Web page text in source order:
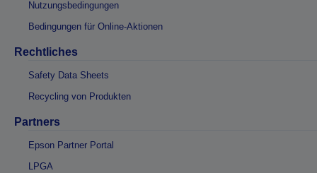
Nutzungsbedingungen
Bedingungen für Online-Aktionen
Rechtliches
Safety Data Sheets
Recycling von Produkten
Partners
Epson Partner Portal
LPGA